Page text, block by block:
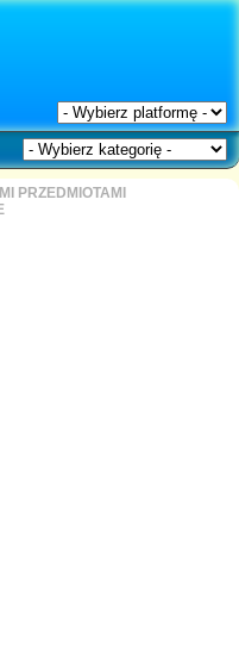
PRZEDMIOTAMI